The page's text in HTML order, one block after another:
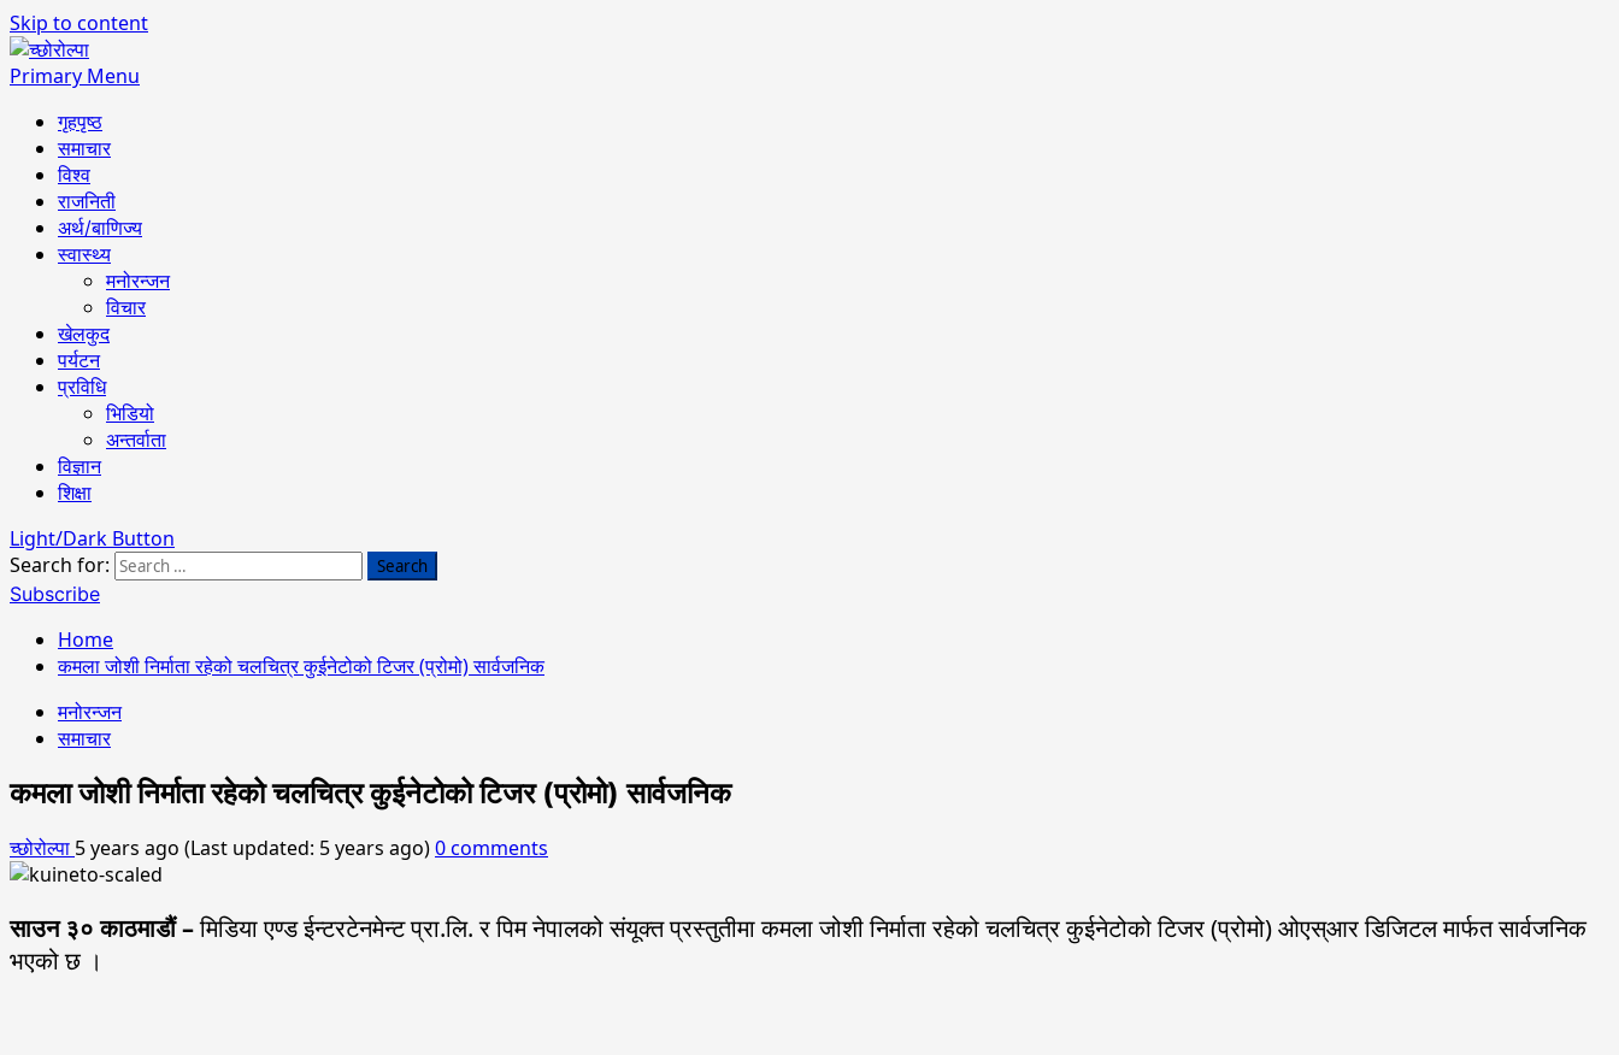
Skip to content
Primary Menu
गृहपृष्ठ
समाचार
विश्व
राजनिती
अर्थ/बाणिज्य
स्वास्थ्य
मनोरन्जन
विचार
खेलकुद
पर्यटन
प्रविधि
भिडियो
अन्तर्वाता
विज्ञान
शिक्षा
Light/Dark Button
Search for:
Subscribe
Home
कमला जोशी निर्माता रहेको चलचित्र कुईनेटोको टिजर (प्रोमो) सार्वजनिक
मनोरन्जन
समाचार
कमला जोशी निर्माता रहेको चलचित्र कुईनेटोको टिजर (प्रोमो) सार्वजनिक
च्छोरोल्पा 5 years ago (Last updated: 5 years ago)0 comments
साउन ३० काठमाडौं –मिडिया एण्ड ईन्टरटेनमेन्ट प्रा.लि. र पिम नेपालको संयूक्त प्रस्तुतीमा कमला जोशी निर्माता रहेको चलचित्र कुईनेटोको टिजर (प्रोमो) ओएस्आर डिजिटल मार्फत सार्वजनिक
भएको छ ।